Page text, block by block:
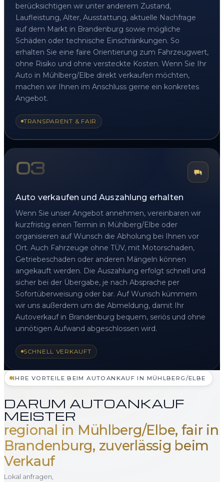
berücksichtigen wir unter anderem Zustand,
Laufleistung, Alter, Ausstattung, aktuelle Nachfrage
auf dem Markt in Brandenburg sowie mögliche
Schäden oder technische Einschränkungen. So
erhalten Sie eine faire Orientierung zum Fahrzeugwert,
ohne Risiko und ohne versteckte Kosten. Wenn Sie Ihr
Auto in Mühlberg/Elbe direkt verkaufen möchten,
machen wir Ihnen im Anschluss gerne ein konkretes
Angebot.
TRANSPARENT & FAIR
03
Auto verkaufen und Auszahlung erhalten
Wenn Sie unser Angebot annehmen, vereinbaren wir
kurzfristig einen Termin in Mühlberg/Elbe oder
organisieren auf Wunsch die Abholung bei Ihnen vor
Ort. Auch Fahrzeuge ohne TÜV, mit Motorschaden,
Getriebeschaden oder anderen Mängeln können
angekauft werden. Die Auszahlung erfolgt schnell und
sicher bei der Übergabe, je nach Absprache per
Sofortüberweisung oder bar. Auf Wunsch kümmern
wir uns außerdem um die Abmeldung, damit Ihr
Autoverkauf in Brandenburg bequem, seriös und ohne
unnötigen Aufwand abgeschlossen wird.
SCHNELL VERKAUFT
IHRE VORTEILE BEIM AUTOANKAUF IN MÜHLBERG/ELBE
DARUM AUTOANKAUF
MEISTER
regional in Mühlberg/Elbe, fair in
Brandenburg, zuverlässig beim
Verkauf
Lokal anfragen,